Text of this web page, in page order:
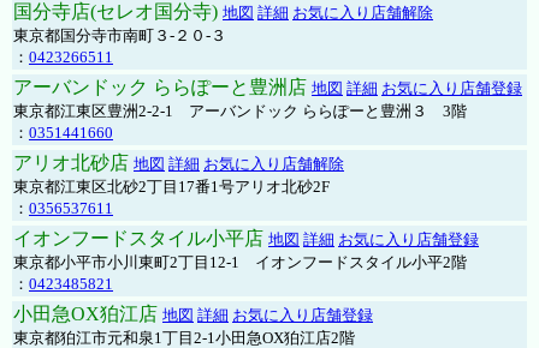
国分寺店(セレオ国分寺) 地図 詳細 お気に入り店舗解除
東京都国分寺市南町３-２０-３
： 0423266511
アーバンドック ららぽーと豊洲店 地図 詳細 お気に入り店舗登録
東京都江東区豊洲2-2-1 アーバンドック ららぽーと豊洲３ 3階
： 0351441660
アリオ北砂店 地図 詳細 お気に入り店舗解除
東京都江東区北砂2丁目17番1号アリオ北砂2F
： 0356537611
イオンフードスタイル小平店 地図 詳細 お気に入り店舗登録
東京都小平市小川東町2丁目12-1 イオンフードスタイル小平2階
： 0423485821
小田急OX狛江店 地図 詳細 お気に入り店舗登録
東京都狛江市元和泉1丁目2-1小田急OX狛江店2階